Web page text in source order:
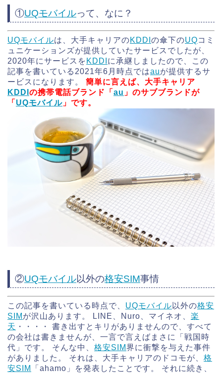
①UQモバイルって、なに？
UQモバイルは、大手キャリアのKDDI の傘下のUQコミ
ュニケーションズが提供していたサービスでしたが、
2020年にサービスを KDDI に承継しましたので、この
記事を書いている2021年6月時点ではauが提供するサ
ービスになります。 簡単に言えば、大手キャリア
KDDI の携帯電話ブランド「 au 」のサブブランドが
「 UQモバイル 」です。
②UQモバイル以外の格安SIM事情
この記事を書いている時点で、 UQモバイル 以外の格安
SIM が沢山あります。 LINE、Nuro、マイネオ、 楽
天 ・・・・ 書き出すとキリがありませんので、すべて
の会社は書きませんが、一言で言えばまさに「戦国時
代」です。 そんな中、 格安SIM界に衝撃を与えた事件
がありました。 それは、大手キャリアのドコモが、 格
安SIM
「ahamo」を発表したことです。 それに続き、